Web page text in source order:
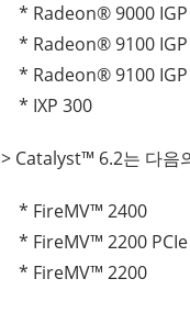
* Radeon® 9000 IGP
* Radeon® 9100 IGP
* Radeon® 9100
* IXP 300
> Catalyst™ 6.2는 다음
* FireMV™ 2400
* FireMV™ 2200 PCIe
* FireMV™ 2200